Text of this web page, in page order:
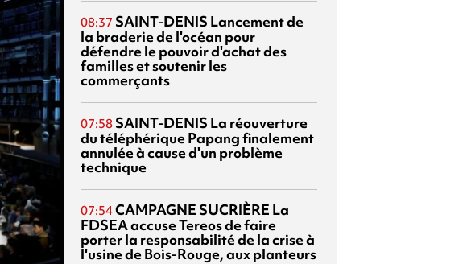
08:37 SAINT-DENIS Lancement de
la braderie de l'océan pour
défendre le pouvoir d'achat des
familles et soutenir les
commerçants
07:58 SAINT-DENIS La réouverture
du téléphérique Papang finalement
annulée à cause d'un problème
technique
07:54CAMPAGNE SUCRIÈRE La
FDSEA accuse Tereos de faire
porter la responsabilité de la crise à
l'usine de Bois-Rouge, aux planteurs